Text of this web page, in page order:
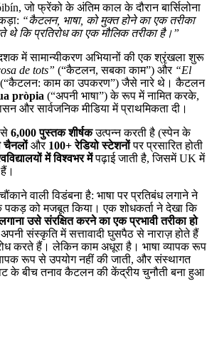
जो फ्रेंको के अंतिम काल के दौरान बार्सिलोना
“कैटलन, भाषा, को मुक्त होने का एक तरीका
थे कि प्रतिरोध का एक मौलिक तरीका है।”
में सामान्यीकरण अभियानों की एक श्रृंखला शुरू
de tots” (“कैटलन, सबका काम”) और “El
(“कैटलन: काम का उपकरण”) जैसे नारे थे। कैटलन
pròpia (“अपनी भाषा”) के रूप में नामित करके,
और सार्वजनिक मीडिया में प्राथमिकता दी।
6,000 पुस्तक शीर्षकउत्पन्न करती है (स्पेन के
चैनलोंऔर 100+ रेडियो स्टेशनोंपर प्रसारित होती
में विश्वभर मेंपढ़ाई जाती है, जिसमें UK में
वाली विडंबना है: भाषा पर प्रतिबंध लगाने ने
पकड़ को मजबूत किया। एक शोधकर्ता ने देखा कि
उसे संरक्षित करने का एक प्रभावी तरीका हो
संस्कृति में सत्तावादी घुसपैठ से नाराज़ होते हैं
करते हैं। लेकिन काम अधूरा है। भाषा व्यापक रूप
रूप से उपयोग नहीं की जाती, और संस्थागत
के बीच तनाव कैटलन की केंद्रीय चुनौती बना हुआ